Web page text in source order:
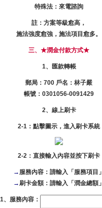
特殊法：來電諮詢
註：方案等級愈高，
施法強度愈強，施法項目愈多。
三、★潤金付款方式★
1、匯款轉帳
郵局：700 戶名：林子嚴
帳號：0301056-0091429
2、線上刷卡
2-1：點擊圖示，進入刷卡系統
2-2：直接輸入內容並按下刷卡
→ 服務內容：請輸入「服務項目」
→刷卡金額：請輸入「潤金總額」
、服務內容：